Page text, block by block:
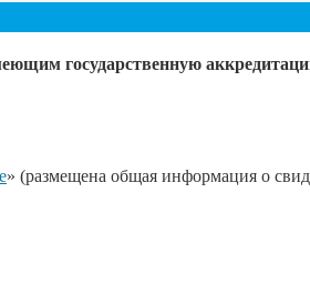
государственную
» (размещена общая информация о